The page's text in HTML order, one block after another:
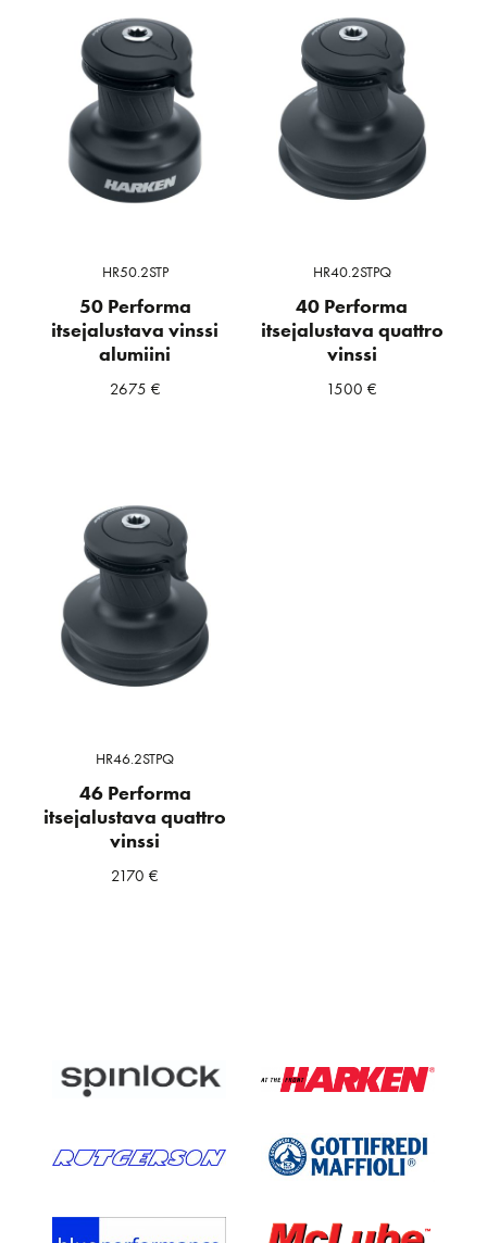
HR50.2STP
50 Performa
itsejalustava vinssi
alumiini
2675 €
HR40.2STPQ
40 Performa
itsejalustava quattro
vinssi
1500€
HR46.2STPQ
46 Performa
itsejalustava quattro
vinssi
2170€